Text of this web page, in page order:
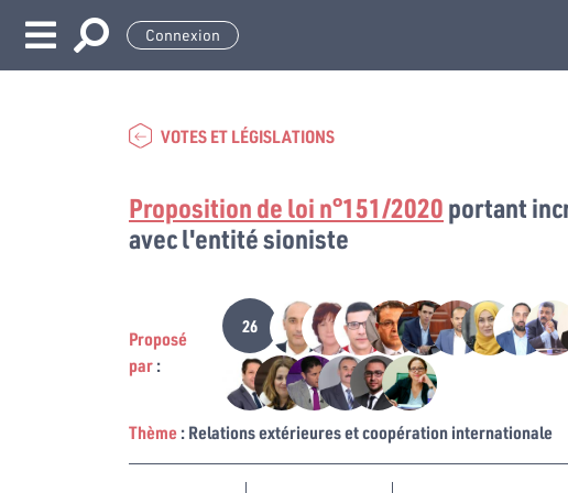
Connexion
VOTES ET LÉGISLATIONS
Proposition de loi n°151/2020portant
avec l'entité sioniste
Proposé
par:
26
Thème: Relations extérieures et coopération internationale